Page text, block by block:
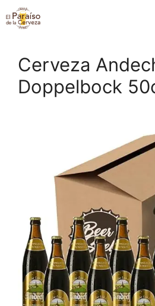
Saltar
al
Cerveza
Doppelbock